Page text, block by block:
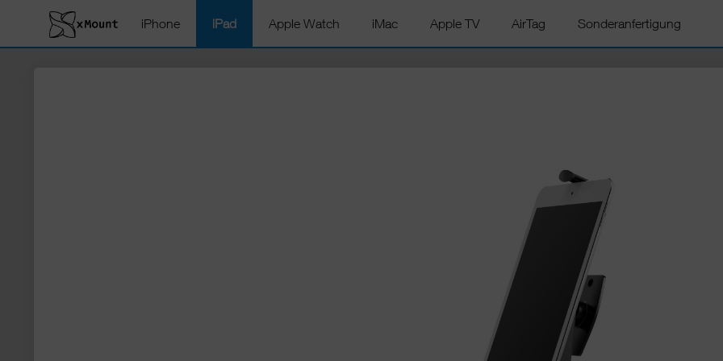
iPhone iPad Apple Watch iMac Apple TV AirTag Sonderanfertigung